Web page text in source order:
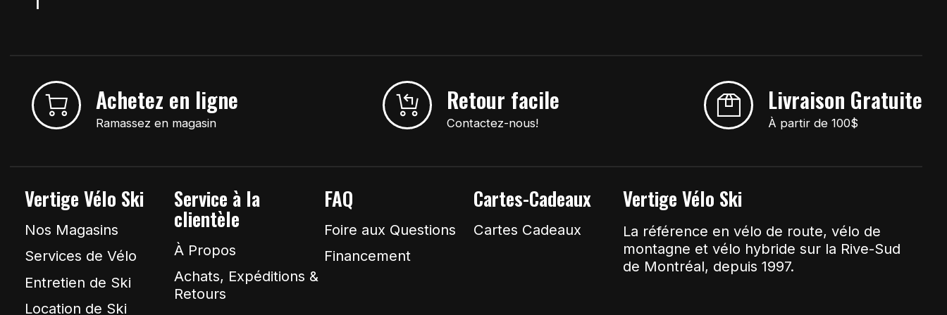
Achetez en ligne
Ramassez en magasin
Retour facile
Contactez-nous!
Livraison Gratuite
À partir de 100$
Vertige Vélo Ski
Nos Magasins
Services de Vélo
Entretien de Ski
Location de Ski
Service à la
clientèle
À Propos
Achats, Expéditions &
Retours
FAQ
Foire aux Questions
Financement
Cartes-Cadeaux
Cartes Cadeaux
Vertige Vélo Ski
La référence en vélo de route, vélo de
montagne et vélo hybride sur la Rive-Sud
de Montréal, depuis 1997.